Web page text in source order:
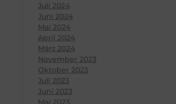
Juli 2024
Juni 2024
Mai 2024
April 2024
März 2024
November 2023
Oktober 2023
Juli 2023
Juni 2023
Mai 2023